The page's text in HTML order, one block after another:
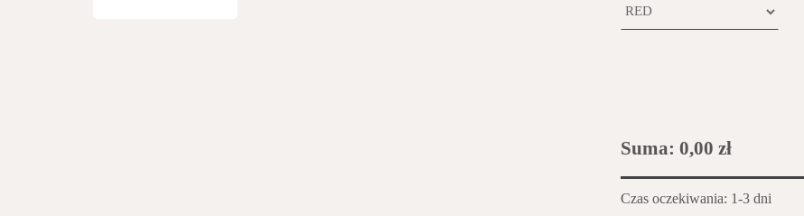
Suma: 0,00 zł
Czas oczekiwania: 1-3 dni